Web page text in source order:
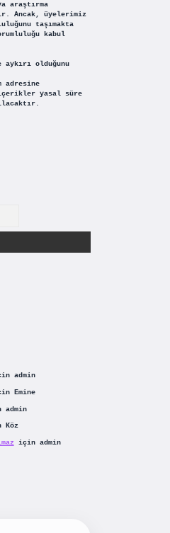
araştırma
Ancak, üyelerimiz
taşımakta
kabul
aykırı olduğunu
adresine
yasal süre
admin
Emine
admin
Köz
için admin